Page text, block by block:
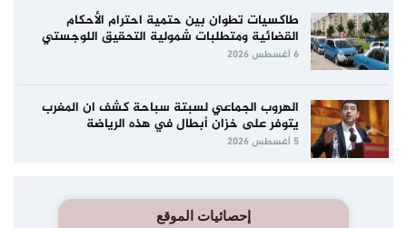
طاكسيات تطوان بين حتمية احترام الأحكام
القضائية ومتطلبات شمولية التحقيق اللوجستي
6 أغسطس 2026
الهروب الجماعي لسبتة سباحة كشف ان المغرب
يتوفر على خزان أبطال في هذه الرياضة
5 أغسطس 2026
إحصائيات الموقع